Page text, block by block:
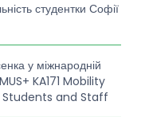
студентки Софії
у міжнародній
KA171 Mobility
and Staff